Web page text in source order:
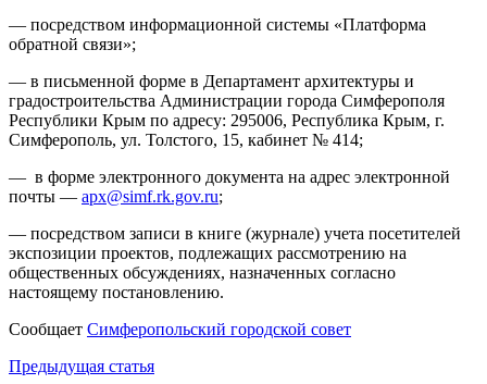
— посредством информационной системы «Платформа
обратной связи»;
— в письменной форме в Департамент архитектуры и
градостроительства Администрации города Симферополя
Республики Крым по адресу: 295006, Республика Крым, г.
Симферополь, ул. Толстого, 15, кабинет № 414;
— в форме электронного документа на адрес электронной
почты — apx@simf.rk.gov.ru;
— посредством записи в книге (журнале) учета посетителей
экспозиции проектов, подлежащих рассмотрению на
общественных обсуждениях, назначенных согласно
настоящему постановлению.
Сообщает Симферопольский городской совет
Навигация
Предыдущая статья